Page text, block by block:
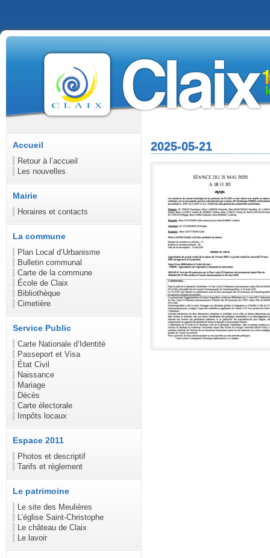
Accueil
Retour à l’accueil
Les nouvelles
Mairie
Horaires et contacts
La commune
Plan Local d’Urbanisme
Bulletin communal
Carte de la commune
École de Claix
Bibliothèque
Cimetière
Service Public
Carte Nationale d’Identité
Passeport et Visa
État Civil
Naissance
Mariage
Décès
Carte électorale
Impôts locaux
Espace 2011
Photos et descriptif
Tarifs et règlement
Le patrimoine
Le site des Meulières
L’église Saint-Christophe
Le château de Claix
Le lavoir
2025-05-21